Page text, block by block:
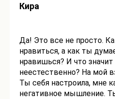
Кира
Да! Это все не просто.
нравиться, а как ты
нравишься? И что
неестественно? На мой
Ты себя настроила, мне
негативное мышление.